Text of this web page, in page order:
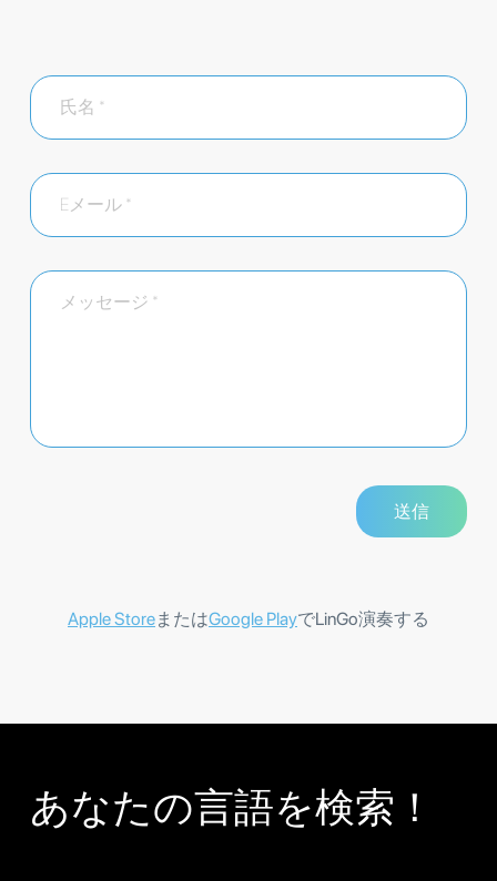
Apple StoreまたはGoogle PlayでLinGo演奏する
あなたの言語を検索！